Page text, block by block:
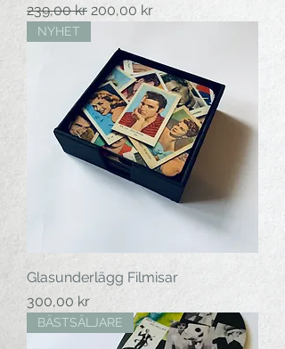
Ordinarie pris
239,00 kr Reapris
200,00 kr
NYHET
Glasunderlägg Filmisar
Pris
300,00 kr
BÄSTSÄLJARE